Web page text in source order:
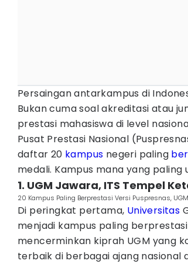
Persaingan antarkampus di
Bukan cuma soal akreditasi atau
prestasi mahasiswa di level
Pusat Prestasi Nasional
daftar 20 kampus negeri paling
medali. Kampus mana yang paling
1. UGM Jawara, ITS Tempel
20 Kampus Paling Berprestasi Versi Puspresnas,
Di peringkat pertama, Universitas
menjadi kampus paling
mencerminkan kiprah UGM yang
terbaik di berbagai ajang nasional